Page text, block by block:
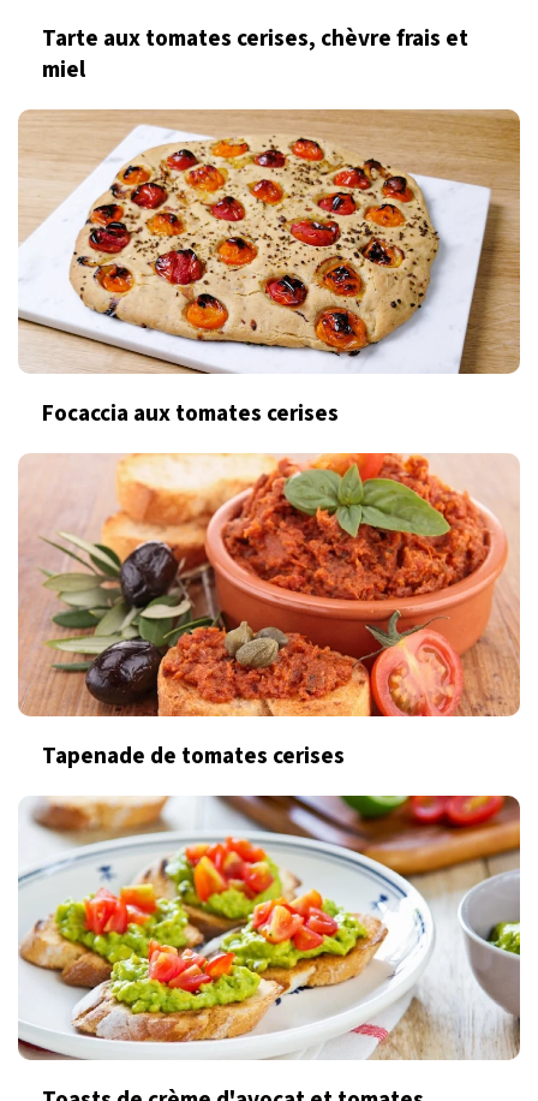
Tarte aux tomates cerises, chèvre frais et
miel
Focaccia aux tomates cerises
Tapenade de tomates cerises